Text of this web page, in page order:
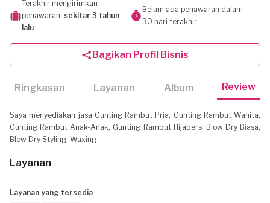
Terakhir mengirimkan
penawaran sekitar 3 tahun
lalu
Belum ada penawaran dalam
30 hari terakhir
Bagikan Profil Bisnis
Ringkasan Layanan Album Review
Saya menyediakan jasa Gunting Rambut Pria, Gunting Rambut Wanita,
Gunting Rambut Anak-Anak, Gunting Rambut Hijabers, Blow Dry Biasa,
Blow Dry Styling, Waxing
Layanan
Layanan yang tersedia